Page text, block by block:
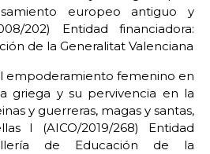
europeo antiguo y
202) Entidad financiadora:
de la Generalitat Valenciana
empoderamiento femenino en
griega y su pervivencia en la
y guerreras, magas y santas,
I (AICO/2019/268) Entidad
de Educación de la